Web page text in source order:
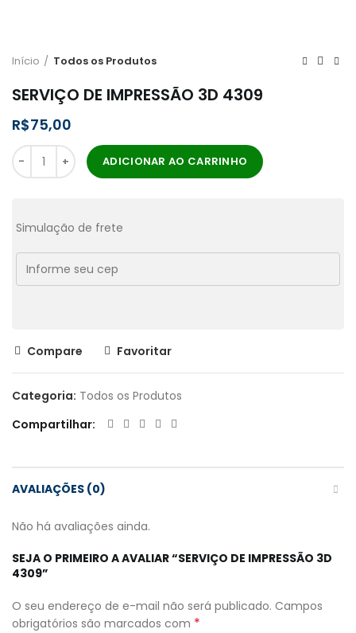
Início Todos os Produtos
SERVIÇO DE IMPRESSÃO 3D 4309
R$
ADICIONAR AO CARRINHO
Simulação de frete
Compare Favoritar
Categoria: Todos os Produtos
Compartilhar
AVALIAÇÕES (0)
Não há avaliações ainda.
SEJA O PRIMEIRO A AVALIAR “SERVIÇO DE IMPRESSÃO 3D
4309”
O seu endereço de e-mail não será publicado. Campos
obrigatórios são marcados com *